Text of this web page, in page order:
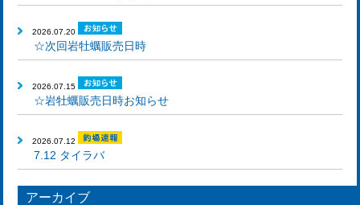
2026.07.20
☆次回岩牡蠣販売日時
2026.07.15
☆岩牡蠣販売日時お知らせ
2026.07.12
7.12 タイラバ
アーカイブ